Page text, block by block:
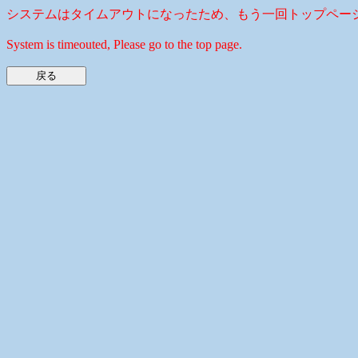
システムはタイムアウトになったため、もう一回トップペー
System is timeouted, Please go to the top page.